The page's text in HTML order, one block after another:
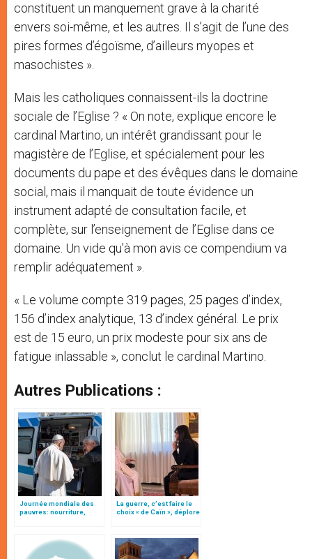
constituent un manquement grave à la charité
envers soi-même, et les autres. Il s’agit de l’une des
pires formes d’égoïsme, d’ailleurs myopes et
masochistes ».
Mais les catholiques connaissent-ils la doctrine
sociale de l’Eglise ? « On note, explique encore le
cardinal Martino, un intérêt grandissant pour le
magistère de l’Eglise, et spécialement pour les
documents du pape et des évêques dans le domaine
social, mais il manquait de toute évidence un
instrument adapté de consultation facile, et
complète, sur l’enseignement de l’Eglise dans ce
domaine. Un vide qu’à mon avis ce compendium va
remplir adéquatement ».
« Le volume compte 319 pages, 25 pages d’index,
156 d’index analytique, 13 d’index général. Le prix
est de 15 euro, un prix modeste pour six ans de
fatigue inlassable », conclut le cardinal Martino.
Autres Publications :
Journée mondiale des
pauvres: nourriture,
La guerre, c’est faire le
choix « de Caïn », déplore